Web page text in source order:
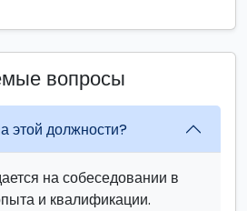
вопросы
этой должности?
на собеседовании в
и квалификации.